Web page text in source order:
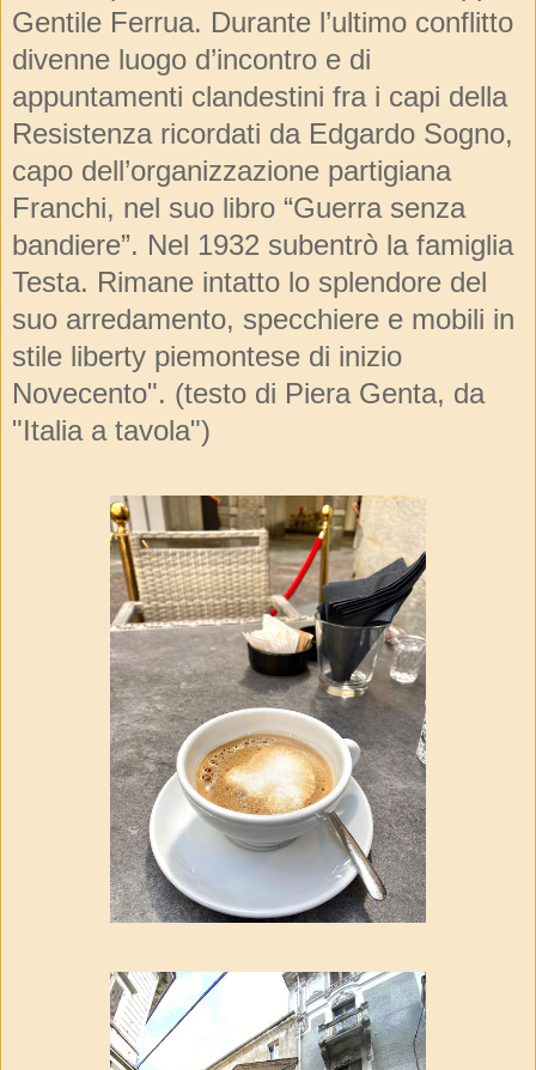
Gentile Ferrua. Durante l’ultimo conflitto
divenne luogo d’incontro e di
appuntamenti clandestini fra i capi della
Resistenza ricordati da Edgardo Sogno,
capo dell’organizzazione partigiana
Franchi, nel suo libro “Guerra senza
bandiere”. Nel 1932 subentrò la famiglia
Testa. Rimane intatto lo splendore del
suo arredamento, specchiere e mobili in
stile liberty piemontese di inizio
Novecento". (testo di Piera Genta, da
"Italia a tavola")